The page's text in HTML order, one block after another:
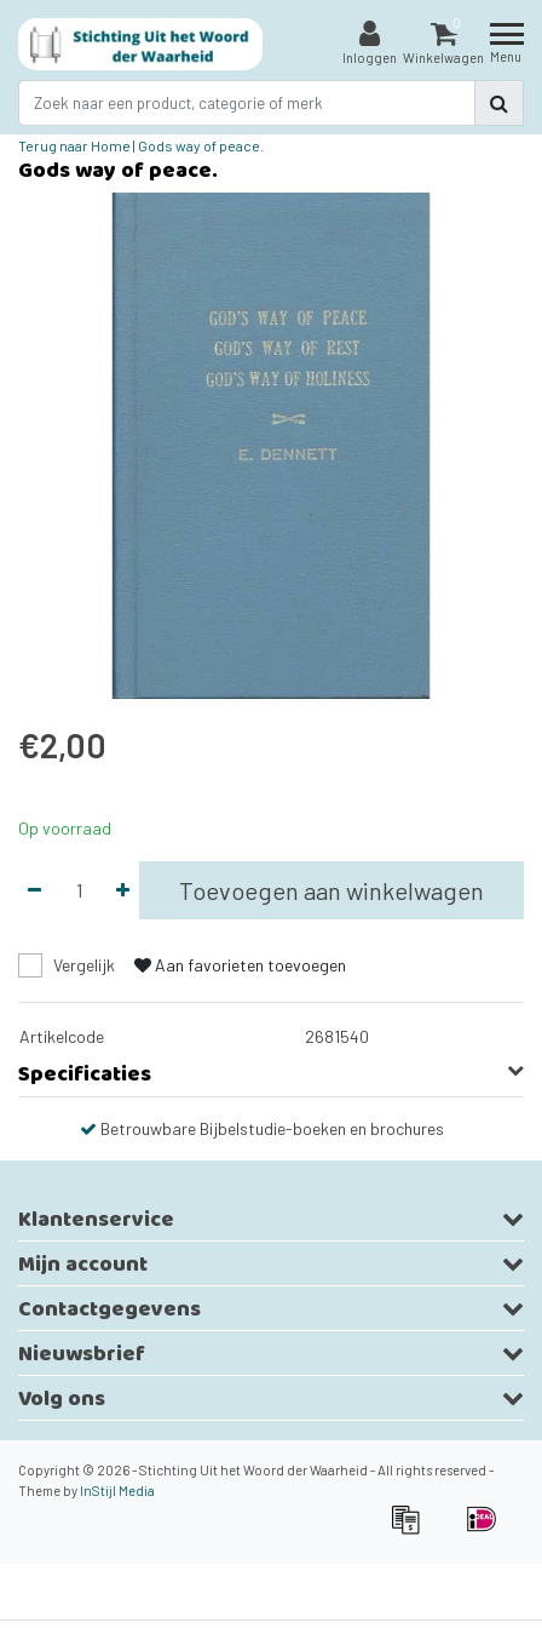
Inloggen
0
Winkelwagen Menu
Terug naar Home | Gods way of peace.
Gods way of peace.
€2,00
Op voorraad
Toevoegen aan winkelwagen
Vergelijk Aan favorieten toevoegen
Artikelcode 2681540
Specificaties
Betrouwbare Bijbelstudie-boeken en brochures
Klantenservice
Mijn account
Contactgegevens
Nieuwsbrief
Volg ons
Copyright © 2026 - Stichting Uit het Woord der Waarheid - All rights reserved -
Theme by InStijl Media